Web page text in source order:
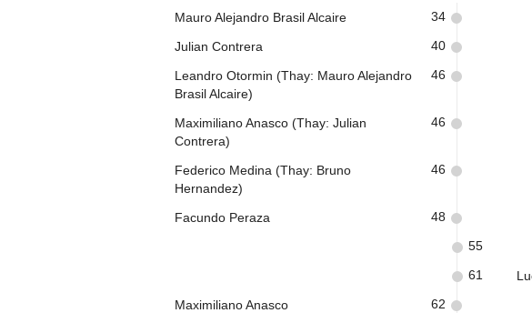
Mauro Alejandro Brasil Alcaire 34
Julian Contrera 40
Leandro Otormin (Thay: Mauro Alejandro
Brasil Alcaire)
46
Maximiliano Anasco (Thay: Julian
Contrera)
46
Federico Medina (Thay: Bruno
Hernandez)
46
Facundo Peraza 48
55
61
Maximiliano Anasco 62